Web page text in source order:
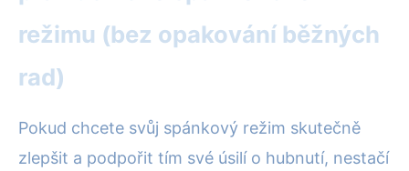
režimu (bez opakování běžných
rad)
Pokud chcete svůj spánkový režim skutečně
zlepšit a podpořit tím své úsilí o hubnutí, nestačí